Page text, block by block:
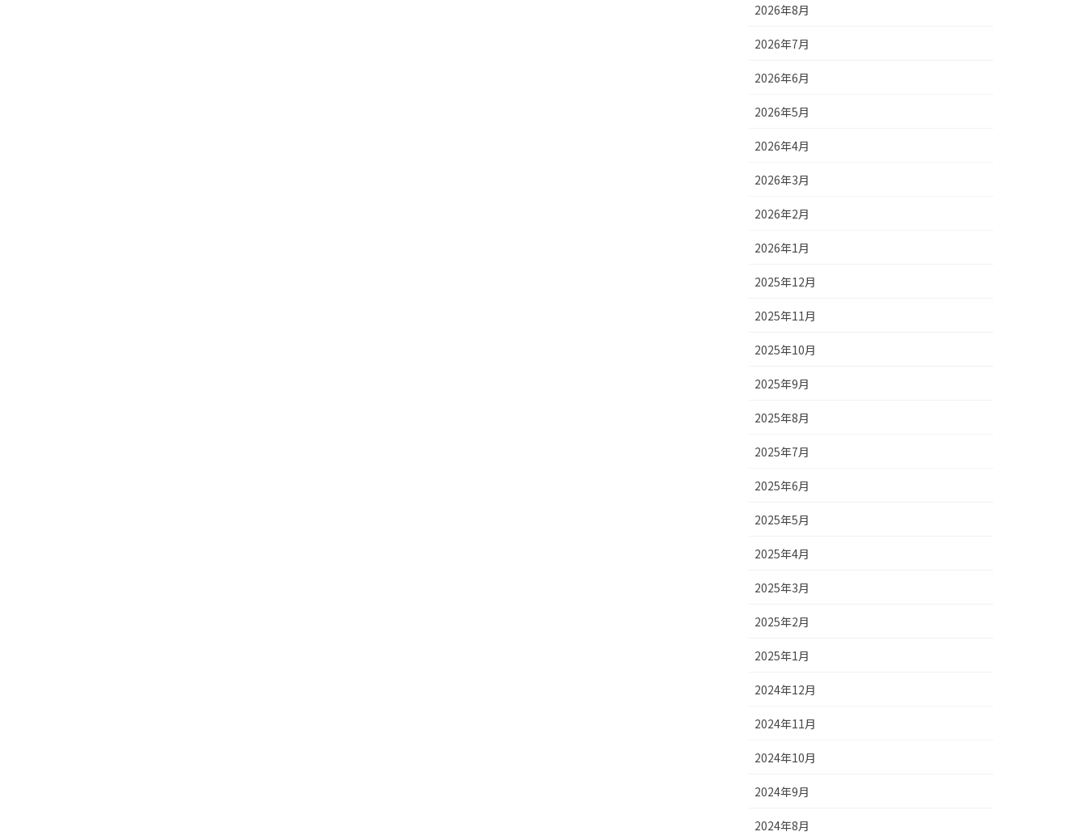
2026年8月
2026年7月
2026年6月
2026年5月
2026年4月
2026年3月
2026年2月
2026年1月
2025年12月
2025年11月
2025年10月
2025年9月
2025年8月
2025年7月
2025年6月
2025年5月
2025年4月
2025年3月
2025年2月
2025年1月
2024年12月
2024年11月
2024年10月
2024年9月
2024年8月